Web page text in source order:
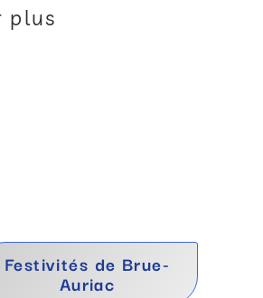
plus
Festivités de Brue-
Auriac